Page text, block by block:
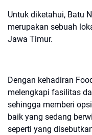
Untuk diketahui, Batu
merupakan sebuah
Jawa Timur.
Dengan kehadiran
melengkapi fasilitas
sehingga memberi
baik yang sedang
seperti yang